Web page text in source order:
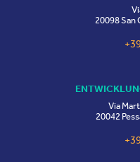
20098 San
Via
20042